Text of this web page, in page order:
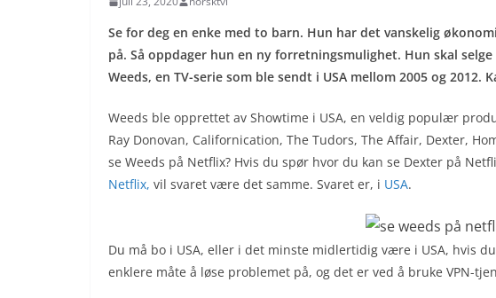
Se for deg en enke med to barn. Hun har det vanskelig
på. Så oppdager hun en ny forretningsmulighet. Hun skal
Weeds, en TV-serie som ble sendt i USA mellom 2005 og 2012.
Weeds ble opprettet av Showtime i USA, en veldig populær
Ray Donovan, Californication, The Tudors, The Affair, Dexter,
se Weeds på Netflix? Hvis du spør hvor du kan se Dexter på
Netflix, vil svaret være det samme. Svaret er, i USA.
Du må bo i USA, eller i det minste midlertidig være i USA, hvis
enklere måte å løse problemet på, og det er ved å bruke VPN-